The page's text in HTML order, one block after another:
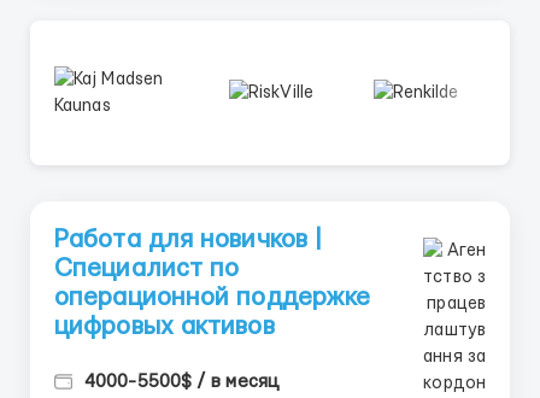
Работа для новичков |
Специалист по
операционной поддержке
цифровых активов
4000-5500$ / в месяц